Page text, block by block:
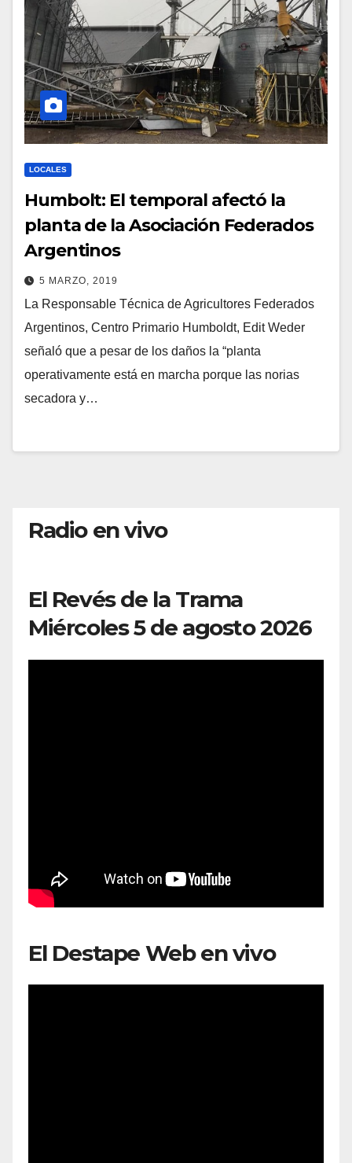
LOCALES
Humbolt: El temporal afectó la
planta de la Asociación Federados
Argentinos
5 MARZO, 2019
La Responsable Técnica de Agricultores Federados
Argentinos, Centro Primario Humboldt, Edit Weder
señaló que a pesar de los daños la “planta
operativamente está en marcha porque las norias
secadora y…
Radio en vivo
El Revés de la Trama
Miércoles 5 de agosto 2026
El Destape Web en vivo